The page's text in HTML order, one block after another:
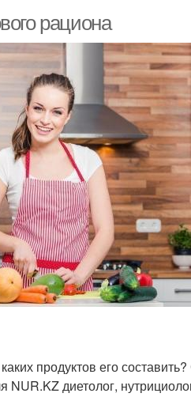
рациона
продуктов его
NUR.KZ диетолог,